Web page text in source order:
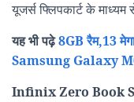
यूजर्स फ्लिपकार्ट के
यह भी पढ़े8GB रैम,13
Samsung Galaxy
Infinix Zero Book